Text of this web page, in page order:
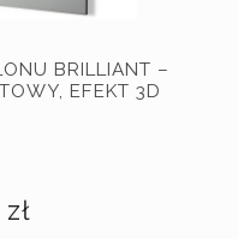
BRILLIANT –
EFEKT 3D